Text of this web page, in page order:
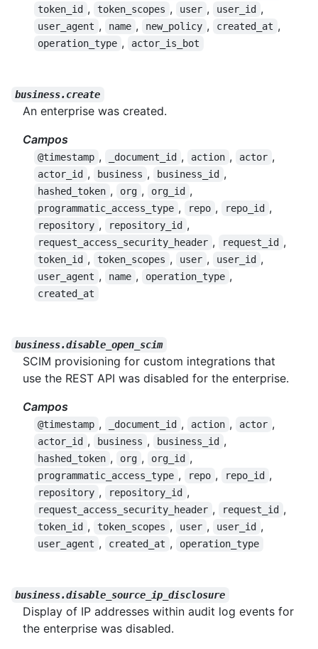
token_id , token_scopes , user , user_id ,
user_agent , name , new_policy , created_at ,
operation_type , actor_is_bot
business.create
An enterprise was created.
Campos
@timestamp , _document_id , action , actor ,
actor_id , business , business_id ,
hashed_token , org , org_id ,
programmatic_access_type , repo , repo_id ,
repository , repository_id ,
request_access_security_header , request_id ,
token_id , token_scopes , user , user_id ,
user_agent , name , operation_type ,
created_at
business.disable_open_scim
SCIM provisioning for custom integrations that
use the REST API was disabled for the enterprise.
Campos
@timestamp , _document_id , action , actor ,
actor_id , business , business_id ,
hashed_token , org , org_id ,
programmatic_access_type , repo , repo_id ,
repository , repository_id ,
request_access_security_header , request_id ,
token_id , token_scopes , user , user_id ,
user_agent , created_at , operation_type
business.disable_source_ip_disclosure
Display of IP addresses within audit log events for
the enterprise was disabled.